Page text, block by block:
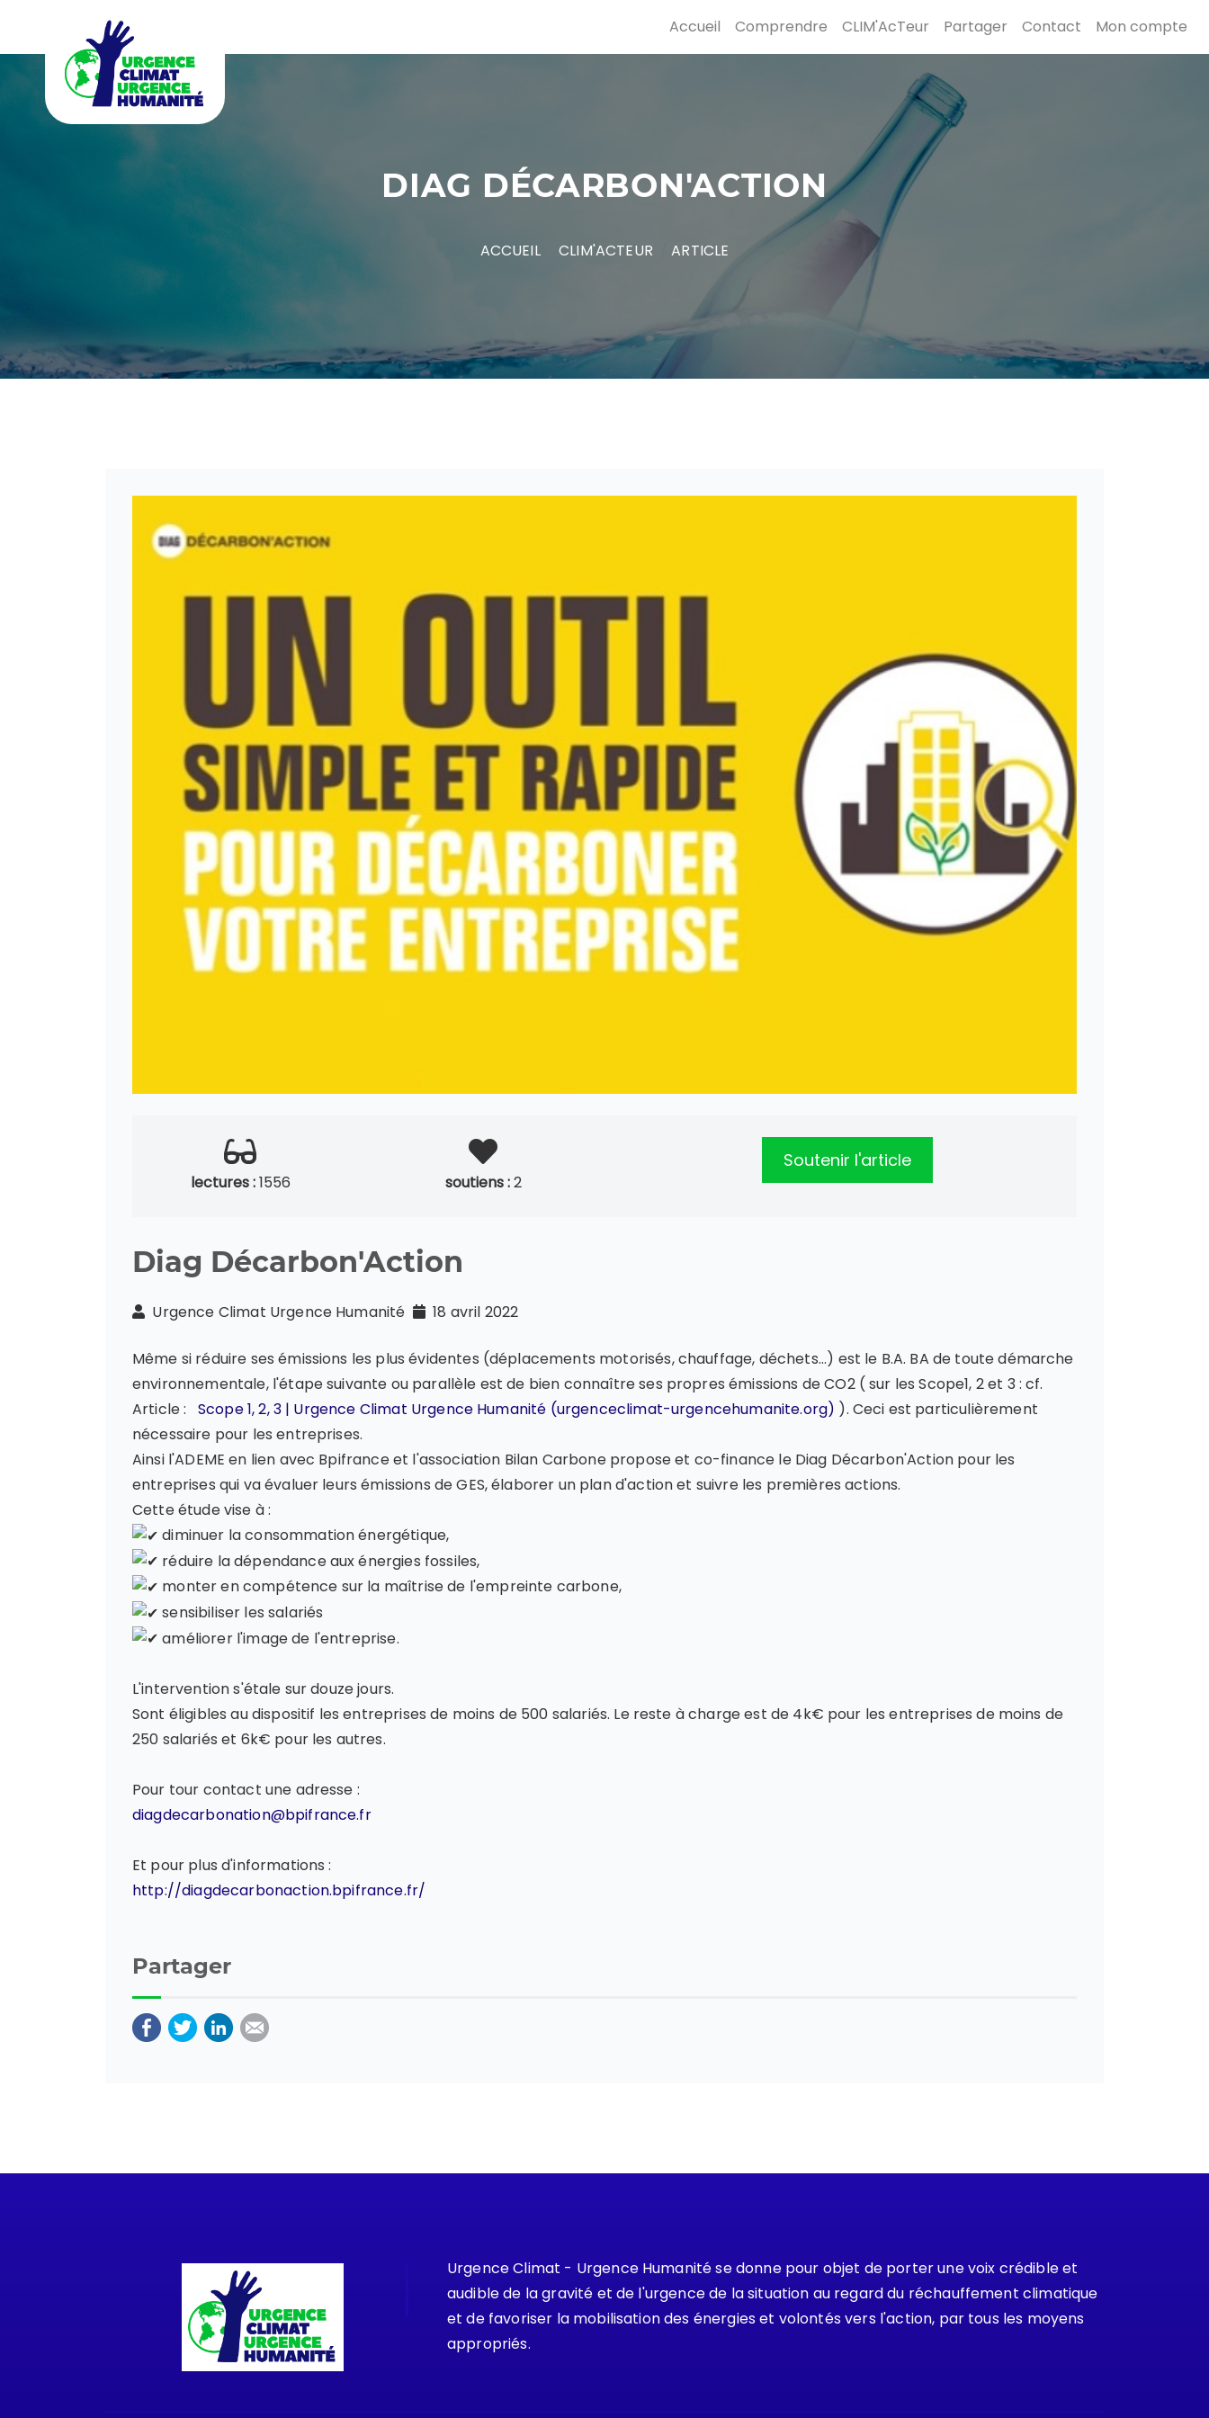
Accueil Comprendre CLIM'AcTeur Partager Contact Mon compte
DIAG DÉCARBON'ACTION
ACCUEIL CLIM'ACTEUR ARTICLE
lectures :1556 soutiens :2
Soutenir l'article
Diag Décarbon'Action
Urgence Climat Urgence Humanité 18 avril 2022
Même si réduire ses émissions les plus évidentes (déplacements motorisés, chauffage, déchets...) est le B.A. BA de toute démarche
environnementale, l'étape suivante ou parallèle est de bien connaître ses propres émissions de CO2 ( sur les Scope1, 2 et 3 : cf.
Article : Scope 1, 2, 3 | Urgence Climat Urgence Humanité (urgenceclimat-urgencehumanite.org) ). Ceci est particulièrement
nécessaire pour les entreprises.
Ainsi l'ADEME en lien avec Bpifrance et l'association Bilan Carbone propose et co-finance le Diag Décarbon'Action pour les
entreprises qui va évaluer leurs émissions de GES, élaborer un plan d'action et suivre les premières actions.
Cette étude vise à :
diminuer la consommation énergétique,
réduire la dépendance aux énergies fossiles,
monter en compétence sur la maîtrise de l'empreinte carbone,
sensibiliser les salariés
améliorer l'image de l'entreprise.
L'intervention s'étale sur douze jours.
Sont éligibles au dispositif les entreprises de moins de 500 salariés. Le reste à charge est de 4k€ pour les entreprises de moins de
250 salariés et 6k€ pour les autres.
Pour tour contact une adresse :
diagdecarbonation@bpifrance.fr
Et pour plus d'informations :
http://diagdecarbonaction.bpifrance.fr/
Partager
Urgence Climat - Urgence Humanité se donne pour objet de porter une voix crédible et
audible de la gravité et de l'urgence de la situation au regard du réchauffement climatique
et de favoriser la mobilisation des énergies et volontés vers l'action, par tous les moyens
appropriés.